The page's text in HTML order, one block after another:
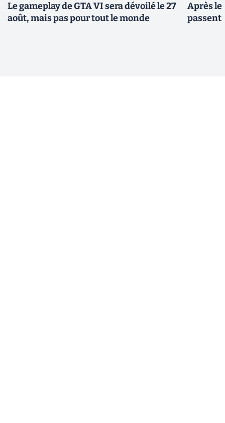
Le gameplay de GTA VI sera dévoilé le 27
août, mais pas pour tout le monde
Après le
passent